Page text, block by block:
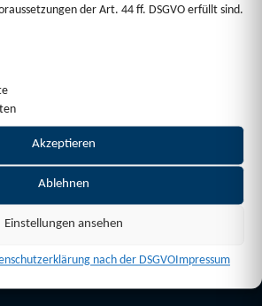
der Art. 44 ff. DSGVO erfüllt sind.
Akzeptieren
Ablehnen
Einstellungen ansehen
nach der DSGVOImpressum
Sie gerne persönlich zu Formatwahl,